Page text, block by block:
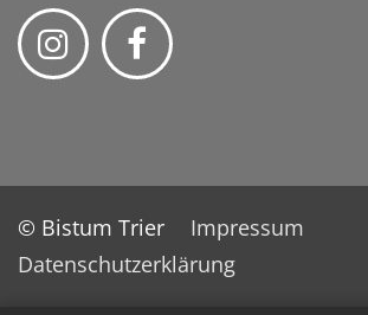
© Bistum Trier
Impressum
Datenschutzerklärung